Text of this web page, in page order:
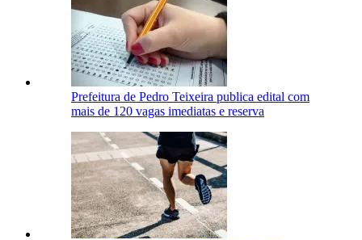
Prefeitura de Pedro Teixeira publica edital com
mais de 120 vagas imediatas e reserva